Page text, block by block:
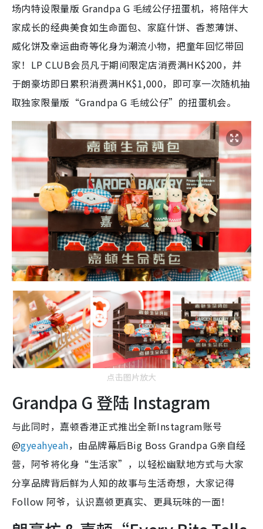
场内特设限量版 Grandpa G 毛绒公仔扭蛋机，将陪伴大
家成长的经典美食如生命面包、家庭什饼、香葱薄饼、
威化饼及幸运曲奇等化身为潮流小物，把童年回忆带回
家！LP CLUB会员凡于期间限定店消费满HK$200，并
于朗豪坊即日累积消费满HK$1,000，即可享一次随机抽
取独家限量版“Grandpa G 毛绒公仔”的扭蛋机会。
点击图片放大
Grandpa G 登陆 Instagram
与此同时，嘉顿香港正式推出全新Instagram账号
@gyeahyeah，由品牌幕后Big Boss Grandpa G亲自经
营，阿爷将化身“生活家”，以轻松幽默地方式与大家
分享品牌背后鲜为人知的故事与生活奇想，大家记得
Follow 阿爷，认识嘉顿更真实、更具玩味的一面！